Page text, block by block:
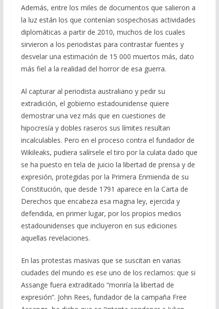
Además, entre los miles de documentos que salieron a
la luz están los que contenían sospechosas actividades
diplomáticas a partir de 2010, muchos de los cuales
sirvieron a los periodistas para contrastar fuentes y
desvelar una estimación de 15 000 muertos más, dato
más fiel a la realidad del horror de esa guerra.
Al capturar al periodista australiano y pedir su
extradición, el gobierno estadounidense quiere
demostrar una vez más que en cuestiones de
hipocresía y dobles raseros sus límites resultan
incalculables. Pero en el proceso contra el fundador de
Wikileaks, pudiera salírsele el tiro por la culata dado que
se ha puesto en tela de juicio la libertad de prensa y de
expresión, protegidas por la Primera Enmienda de su
Constitución, que desde 1791 aparece en la Carta de
Derechos que encabeza esa magna ley, ejercida y
defendida, en primer lugar, por los propios medios
estadounidenses que incluyeron en sus ediciones
aquellas revelaciones.
En las protestas masivas que se suscitan en varias
ciudades del mundo es ese uno de los reclamos: que si
Assange fuera extraditado “moriría la libertad de
expresión”. John Rees, fundador de la campaña Free